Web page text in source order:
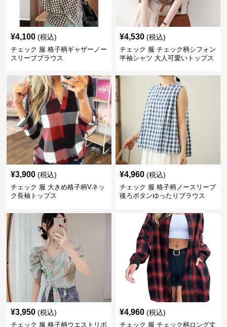
¥4,100 (税込)
チェック 服 格子柄ギャザーノー
スリーブブラウス
¥4,530 (税込)
チェック 服 チェック柄シフォン
半袖シャツ 大人可愛いトップス
¥3,900 (税込)
チェック 服 大きめ格子柄Vネッ
ク長袖トップス
¥4,960 (税込)
チェック 服 格子柄ノースリーブ
後ろボタンゆったりブラウス
¥3,950 (税込)
チェック 服 格子柄ウエストリボ
¥4,960 (税込)
チェック 服 チェック柄ロング丈